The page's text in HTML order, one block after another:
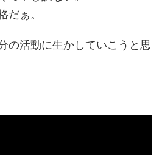
だぁ。
の活動に生かしていこうと思